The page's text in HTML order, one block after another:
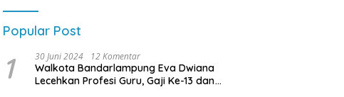
Popular Post
1 30 Juni 2024 12 Komentar
Walkota Bandarlampung Eva Dwiana
Lecehkan Profesi Guru, Gaji Ke-13 dan